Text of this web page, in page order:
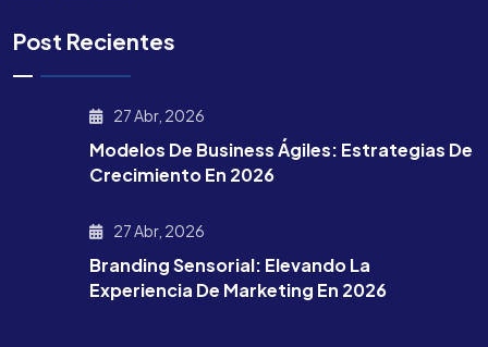
Post Recientes
27 Abr, 2026
Modelos De Business Ágiles: Estrategias De
Crecimiento En 2026
27 Abr, 2026
Branding Sensorial: Elevando La
Experiencia De Marketing En 2026